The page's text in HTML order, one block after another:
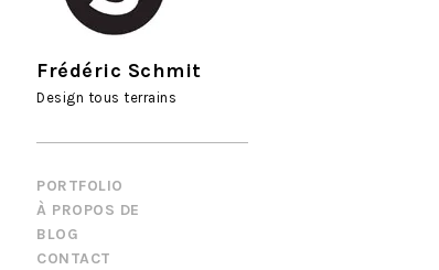
Frédéric Schmit
Design tous terrains
PORTFOLIO
À PROPOS DE
BLOG
CONTACT